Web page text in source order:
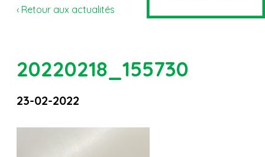
‹ Retour aux actualités
20220218_155730
23-02-2022